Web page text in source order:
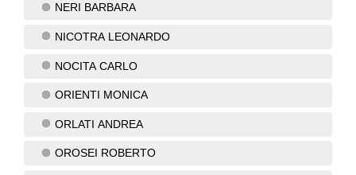
NERI BARBARA
NICOTRA LEONARDO
NOCITA CARLO
ORIENTI MONICA
ORLATI ANDREA
OROSEI ROBERTO